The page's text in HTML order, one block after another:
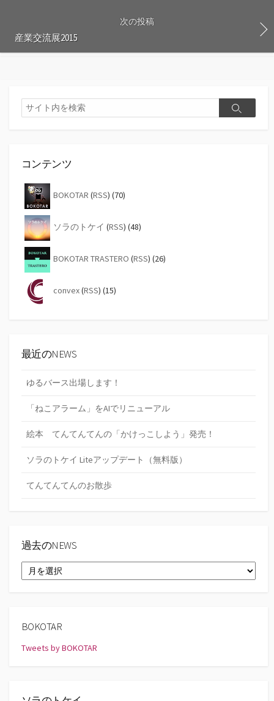
次の投稿
産業交流展2015
検
索
検
コンテンツ
BOKOTAR (RSS) (70)
ソラのトケイ (RSS) (48)
BOKOTAR TRASTERO (RSS) (26)
convex(RSS) (15)
最近のNEWS
ゆるバース出場します！
「ねこアラーム」をAIでリニューアル
絵本 てんてんてんの「かけっこしよう」発売！
ソラのトケイ Liteアップデート（無料版）
てんてんてんのお散歩
過去のNEWS
去
BOKOTAR
Tweets by BOKOTAR